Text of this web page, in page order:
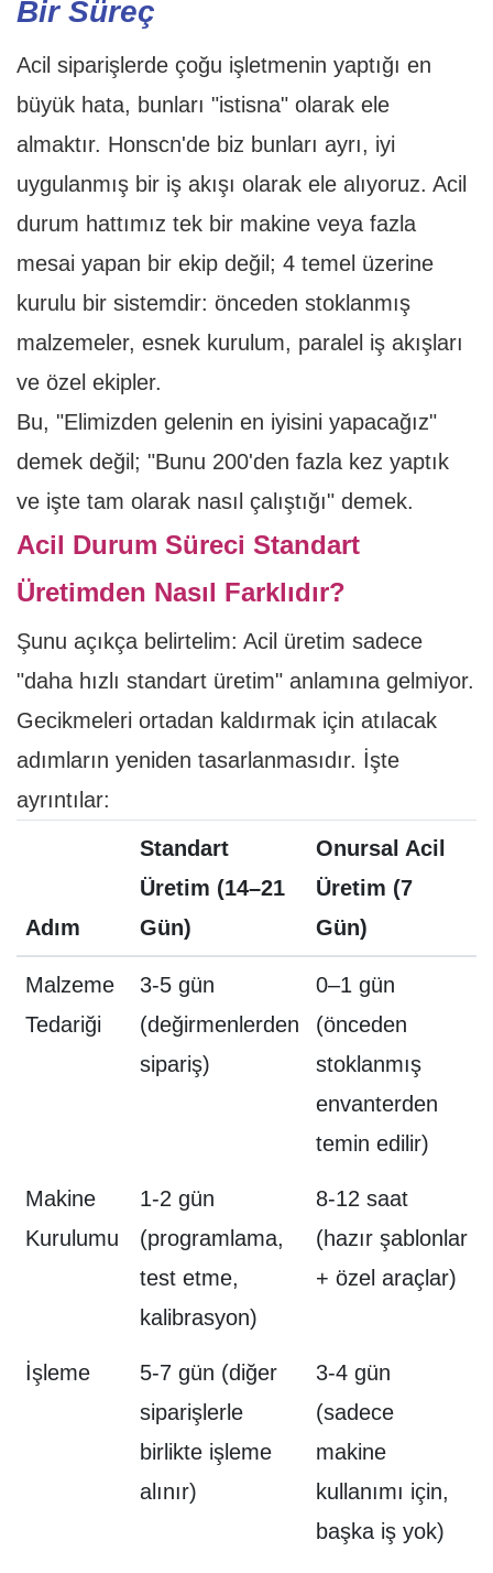
Bir Süreç
Acil siparişlerde çoğu işletmenin yaptığı en
büyük hata, bunları "istisna" olarak ele
almaktır. Honscn'de biz bunları ayrı, iyi
uygulanmış bir iş akışı olarak ele alıyoruz. Acil
durum hattımız tek bir makine veya fazla
mesai yapan bir ekip değil; 4 temel üzerine
kurulu bir sistemdir: önceden stoklanmış
malzemeler, esnek kurulum, paralel iş akışları
ve özel ekipler.
Bu, "Elimizden gelenin en iyisini yapacağız"
demek değil; "Bunu 200'den fazla kez yaptık
ve işte tam olarak nasıl çalıştığı" demek.
Acil Durum Süreci Standart
Üretimden Nasıl Farklıdır?
Şunu açıkça belirtelim: Acil üretim sadece
"daha hızlı standart üretim" anlamına gelmiyor.
Gecikmeleri ortadan kaldırmak için atılacak
adımların yeniden tasarlanmasıdır. İşte
ayrıntılar:
Adım
Standart
Üretim (14–21
Gün)
Onursal Acil
Üretim (7
Gün)
Malzeme
Tedariği
3-5 gün
(değirmenlerden
sipariş)
0–1 gün
(önceden
stoklanmış
envanterden
temin edilir)
Makine
Kurulumu
1-2 gün
(programlama,
test etme,
kalibrasyon)
8-12 saat
(hazır şablonlar
+ özel araçlar)
İşleme
5-7 gün (diğer
siparişlerle
birlikte işleme
alınır)
3-4 gün
(sadece
makine
kullanımı için,
başka iş yok)